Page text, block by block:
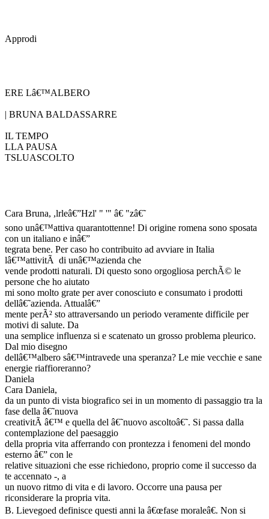
Approdi
ERE Lâ€™ALBERO
| BRUNA BALDASSARRE
IL TEMPO
LLA PAUSA
TSLUASCOLTO
Cara Bruna, ,lrleâ€”Hzl' " '" â€ "zâ€˜
sono unâ€™attiva quarantottenne! Di origine romena sono sposata
con un italiano e inâ€”
tegrata bene. Per caso ho contribuito ad avviare in Italia
lâ€™attivitÃ di unâ€™azienda che
vende prodotti naturali. Di questo sono orgogliosa perchÃ© le
persone che ho aiutato
mi sono molto grate per aver conosciuto e consumato i prodotti
dellâ€˜azienda. Attualâ€”
mente perÃ² sto attraversando un periodo veramente difficile per
motivi di salute. Da
una semplice influenza si e scatenato un grosso problema pleurico.
Dal mio disegno
dellâ€™albero sâ€™intravede una speranza? Le mie vecchie e sane
energie riaffioreranno?
Daniela
Cara Daniela,
da un punto di vista biografico sei in un momento di passaggio tra la
fase della â€˜nuova
creativitÃ â€™ e quella del â€˜nuovo ascoltoâ€˜. Si passa dalla
contemplazione del paesaggio
della propria vita afferrando con prontezza i fenomeni del mondo
esterno â€” con le
relative situazioni che esse richiedono, proprio come il successo da
te accennato -, a
un nuovo ritmo di vita e di lavoro. Occorre una pausa per
riconsiderare la propria vita.
B. Lievegoed definisce questi anni la â€œfase moraleâ€. Non si